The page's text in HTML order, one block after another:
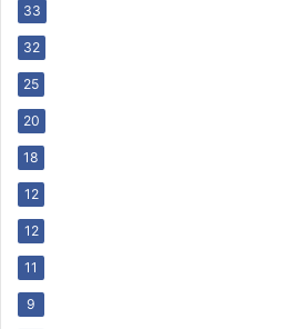
33
32
25
20
18
12
12
11
9